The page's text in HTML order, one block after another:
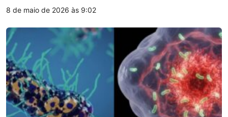
distribuição…
8 de maio de 2026 às 9:02